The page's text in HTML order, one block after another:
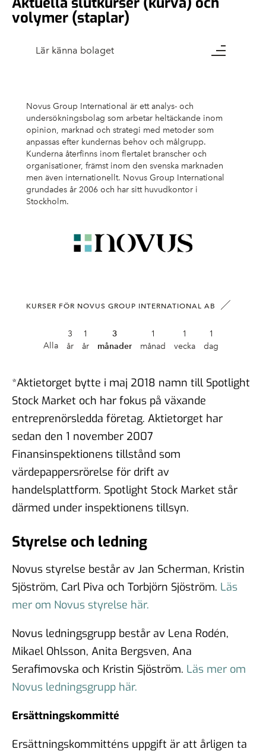
volymer (staplar)
*Aktietorget bytte i maj 2018 namn till Spotlight
Stock Market och har fokus på växande
entreprenörsledda företag. Aktietorget har
sedan den 1 november 2007
Finansinspektionens tillstånd som
värdepappersrörelse för drift av
handelsplattform. Spotlight Stock Market står
därmed under inspektionens tillsyn.
Styrelse och ledning
Novus styrelse består av Jan Scherman, Kristin
Sjöström, Carl Piva och Torbjörn Sjöström. Läs
mer om Novus styrelse här.
Novus ledningsgrupp består av Lena Rodén,
Mikael Ohlsson, Anita Bergsven, Ana
Serafimovska och Kristin Sjöström. Läs mer om
Novus ledningsgrupp här.
Ersättningskommitté
Ersättningskommitténs uppgift är att årligen ta